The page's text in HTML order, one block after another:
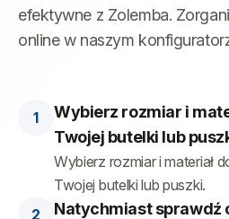
efektywne z Zolemba.
online w naszym
Wybierz rozmiar i
Twojej butelki lub
Wybierz rozmiar i materiał
Twojej butelki lub puszki.
Natychmiast sprawdź